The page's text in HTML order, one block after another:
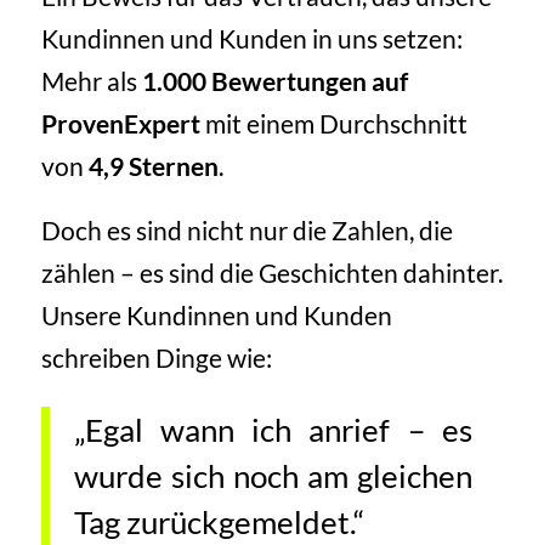
Kundinnen und Kunden in uns setzen:
Mehr als 1.000 Bewertungen auf
ProvenExpertmit einem Durchschnitt
von 4,9 Sternen.
Doch es sind nicht nur die Zahlen, die
zählen – es sind die Geschichten dahinter.
Unsere Kundinnen und Kunden
schreiben Dinge wie:
„Egal wann ich anrief – es
wurde sich noch am gleichen
Tag zurückgemeldet.“